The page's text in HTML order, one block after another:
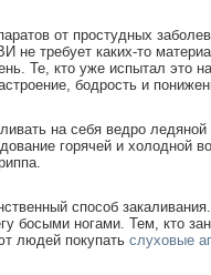
от простудных
требует каких-то
Те, кто уже испытал
бодрость и
на себя ведро
горячей и холодной
способ
босыми ногами. Тем, кто
людей покупать слуховые